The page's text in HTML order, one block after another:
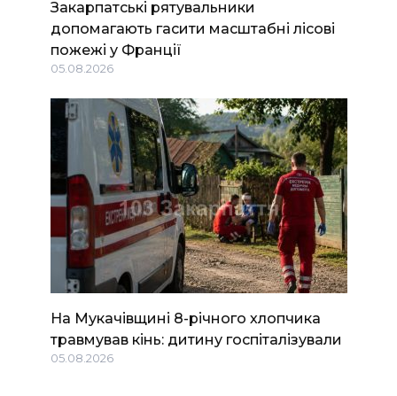
Закарпатські рятувальники
допомагають гасити масштабні лісові
пожежі у Франції
05.08.2026
На Мукачівщині 8-річного хлопчика
травмував кінь: дитину госпіталізували
05.08.2026